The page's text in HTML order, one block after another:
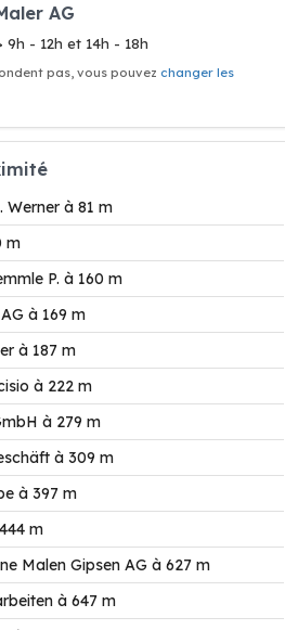
AG
- 12h et 14h - 18h
pas, vous pouvez changer les
Werner à 81 m
m
P. à 160 m
à 169 m
à 187 m
à 222 m
à 279 m
à 309 m
à 397 m
m
Malen Gipsen AG à 627 m
à 647 m